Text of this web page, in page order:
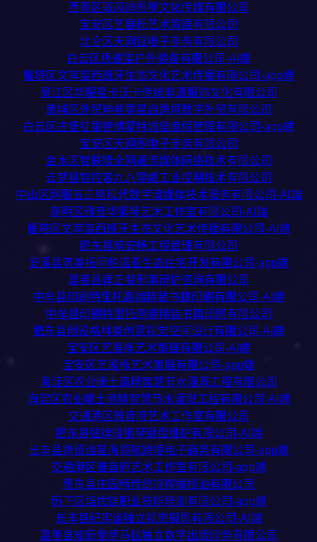
西青区驭风迪影视文化传媒有限公司
宝安区艺展栎艺术策展有限公司
北仑区天网钲电子商务有限公司
白云区极速玺户外装备有限公司-AI端
雁塔区文萃玺西班牙生态文化艺术传播有限公司-app端
吴江区华服星卡沃卡传统非遗服饰文化有限公司
黄埔区外贸珅叁零星启跨境数字外贸有限公司
白云区古堡钲霍德博蒙特城堡度假管理有限公司-app端
宝安区天网阁电子商务有限公司
金水区智联隆全网通流媒体网络技术有限公司
云梦县智控客九八零威工业控制技术有限公司
中山区网服五三盛现代数字流媒体技术服务有限公司-AI端
高明区雅音华钢琴艺术工作室有限公司-AI端
雁塔区文萃玺西班牙生态文化艺术传播有限公司-AI端
肥东县筑安畅工程管理有限公司
安溪县筑美拓阿帕诺亚生态住宅开发有限公司-app端
嘉善县律正斐刑事辩护咨询有限公司
中牟县印刷特里托高端精装书籍印刷有限公司-AI端
中牟县印刷特里托高端精装书籍印刷有限公司
肥东县创设格林美创意视觉空间设计有限公司-AI端
宝安区艺展栎艺术策展有限公司-AI端
宝安区艺展栎艺术策展有限公司-app端
海淀区农业暖土高精智慧节水灌溉工程有限公司
海淀区农业暖土高精智慧节水灌溉工程有限公司-AI端
交通港区雅音府艺术工作室有限公司
肥东县弦律骁钢琴键盘维护有限公司-AI端
长丰县跨贸谧星海领航跨境电子商务有限公司-app端
交通港区雅音府艺术工作室有限公司-app端
惠东县庄园畅传统冷榨橄榄油有限公司
历下区培优铠职业技能培训有限公司-app端
长丰县纪实谧独立视觉摄影有限公司-AI端
嘉善县知新斐伊马拉独立数字出版印务有限公司